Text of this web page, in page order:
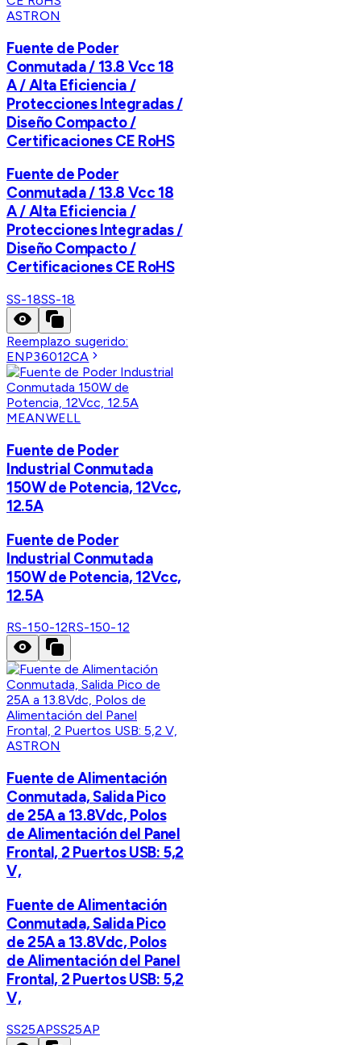
ASTRON
Fuente de Poder
Conmutada / 13.8 Vcc 18
A / Alta Eficiencia /
Protecciones Integradas /
Diseño Compacto /
Certificaciones CE RoHS
Fuente de Poder
Conmutada / 13.8 Vcc 18
A / Alta Eficiencia /
Protecciones Integradas /
Diseño Compacto /
Certificaciones CE RoHS
SS-18SS-18
Reemplazo sugerido:
ENP36012CA
MEANWELL
Fuente de Poder
Industrial Conmutada
150W de Potencia, 12Vcc,
12.5A
Fuente de Poder
Industrial Conmutada
150W de Potencia, 12Vcc,
12.5A
RS-150-12RS-150-12
ASTRON
Fuente de Alimentación
Conmutada, Salida Pico
de 25A a 13.8Vdc, Polos
de Alimentación del Panel
Frontal, 2 Puertos USB: 5,2
V,
Fuente de Alimentación
Conmutada, Salida Pico
de 25A a 13.8Vdc, Polos
de Alimentación del Panel
Frontal, 2 Puertos USB: 5,2
V,
SS25APSS25AP